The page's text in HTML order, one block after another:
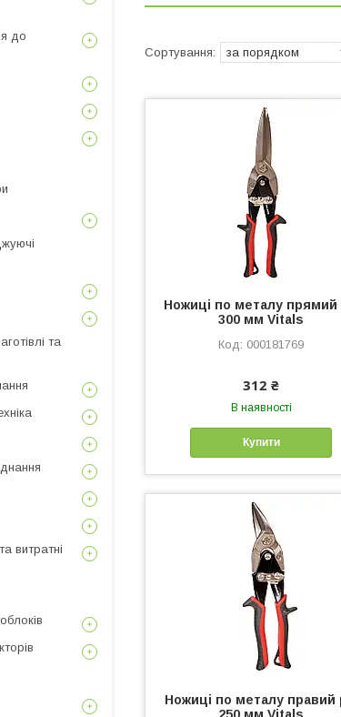
Ножиці по металу прямий
300 мм Vitals
000181769
312 ₴
В наявності
Купити
Ножиці по металу правий
250 мм Vitals
до
та
витратні